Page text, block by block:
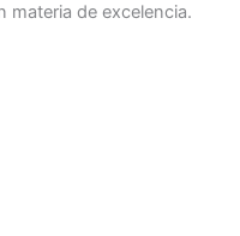
materia de excelencia.